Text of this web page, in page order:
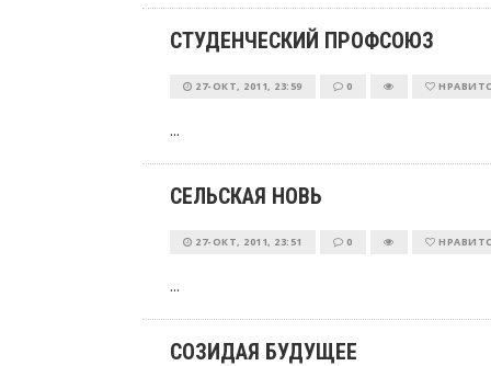
СТУДЕНЧЕСКИЙ ПРОФСОЮЗ
27-ОКТ, 2011, 23:59 0
...
СЕЛЬСКАЯ НОВЬ
27-ОКТ, 2011, 23:51 0
...
СОЗИДАЯ БУДУЩЕЕ